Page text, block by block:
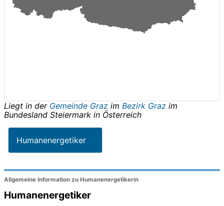
Liegt in der Gemeinde Graz im Bezirk Graz im
Bundesland Steiermark in Österreich
Humanenergetiker
Allgemeine Information zu Humanenergetikerin
Humanenergetiker